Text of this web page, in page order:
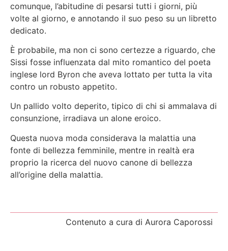
comunque, l’abitudine di pesarsi tutti i giorni, più
volte al giorno, e annotando il suo peso su un libretto
dedicato.
È probabile, ma non ci sono certezze a riguardo, che
Sissi fosse influenzata dal mito romantico del poeta
inglese lord Byron che aveva lottato per tutta la vita
contro un robusto appetito.
Un pallido volto deperito, tipico di chi si ammalava di
consunzione, irradiava un alone eroico.
Questa nuova moda considerava la malattia una
fonte di bellezza femminile, mentre in realtà era
proprio la ricerca del nuovo canone di bellezza
all’origine della malattia.
Contenuto a cura di Aurora Caporossi